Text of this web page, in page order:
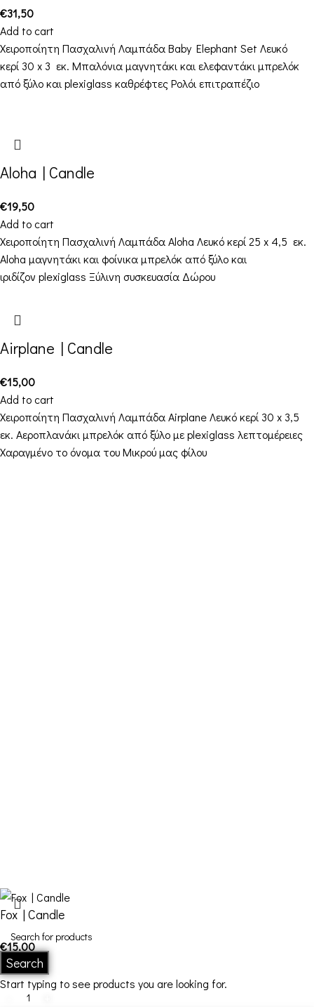
€31,50
Add to cart
Χειροποίητη Πασχαλινή Λαμπάδα Baby Elephant Set Λευκό
κερί 30 x 3 εκ. Μπαλόνια μαγνητάκι και ελεφαντάκι μπρελόκ
από ξύλο και plexiglass καθρέφτες Ρολόι επιτραπέζιο
Aloha | Candle
€19,50
Add to cart
Χειροποίητη Πασχαλινή Λαμπάδα Aloha Λευκό κερί 25 x 4,5 εκ.
Aloha μαγνητάκι και φοίνικα μπρελόκ από ξύλο και
ιριδίζον plexiglass Ξύλινη συσκευασία Δώρου
Airplane | Candle
€15,00
Add to cart
Χειροποίητη Πασχαλινή Λαμπάδα Airplane Λευκό κερί 30 x 3,5
εκ. Αεροπλανάκι μπρελόκ από ξύλο με plexiglass λεπτομέρειες
Χαραγμένο το όνομα του Μικρού μας φίλου
Search
Start typing to see products you are looking for.
Fox | Candle
€15,00
In stock